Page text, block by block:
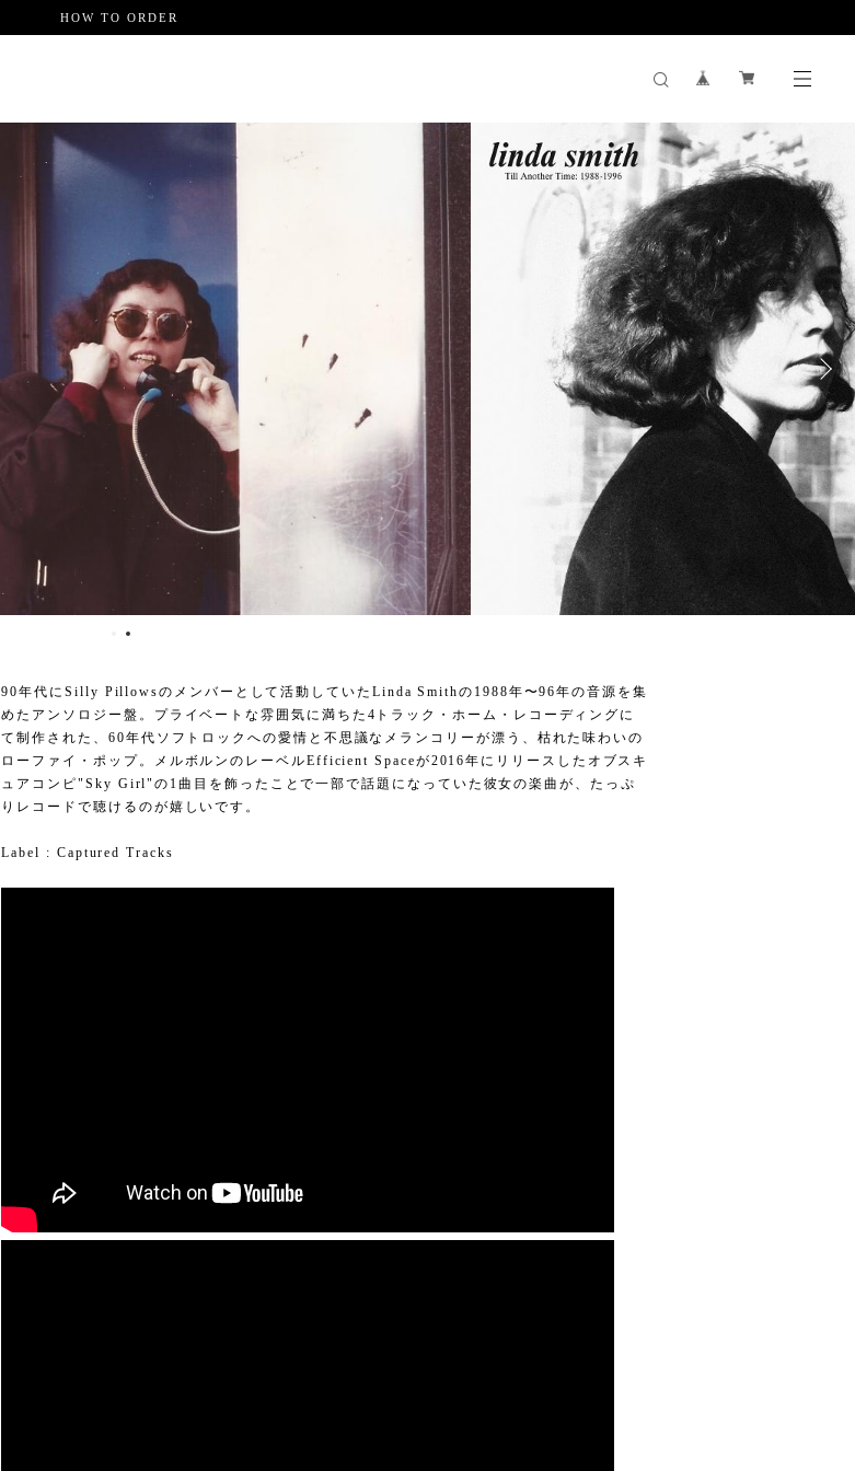
HOW TO ORDER
90年代にSilly Pillowsのメンバーとして活動していたLinda Smithの1988年〜96年の音源を集
めたアンソロジー盤。プライベートな雰囲気に満ちた4トラック・ホーム・レコーディングに
て制作された、60年代ソフトロックへの愛情と不思議なメランコリーが漂う、枯れた味わいの
ローファイ・ポップ。メルボルンのレーベルEfficient Spaceが2016年にリリースしたオブスキ
ュアコンピ"Sky Girl"の1曲目を飾ったことで一部で話題になっていた彼女の楽曲が、たっぷ
りレコードで聴けるのが嬉しいです。
Label : Captured Tracks